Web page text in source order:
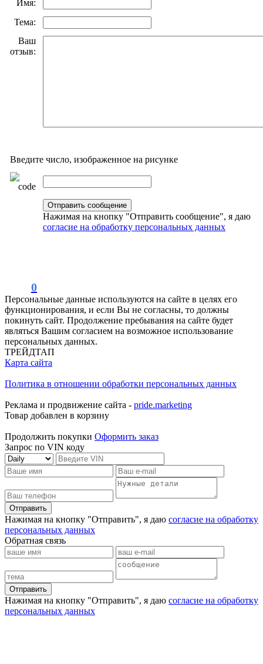
Имя:
Тема:
Ваш
отзыв:
Введите число, изображенное на рисунке
Нажимая на кнопку "Отправить сообщение", я даю
согласие на обработку персональных данных
0
Персональные данные используются на сайте в целях его
функционирования, и если Вы не согласны, то должны
покинуть сайт. Продолжение пребывания на сайте будет
являться Вашим согласием на возможное использование
персональных данных.
ТРЕЙДТАП
Карта сайта
Политика в отношении обработки персональных данных
Реклама и продвижение сайта - pride.marketing
Товар добавлен в корзину
Продолжить покупки Оформить заказ
Запрос по VIN коду
Отправить
Нажимая на кнопку "Отправить", я даю согласие на обработку
персональных данных
Обратная связь
Отправить
Нажимая на кнопку "Отправить", я даю согласие на обработку
персональных данных